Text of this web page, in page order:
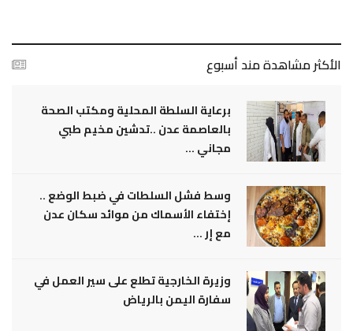
الأكثر مشاهدة مند أسبوع
برعاية السلطة المحلية ومكتب الصحة
بالعاصمة عدن ..تدشين مخيم طبي
مجاني ...
وسط فشل السلطات في ضبط الوضع ..
إختفاء الأسماك من موائد سكان عدن
مع إر ...
وزيرة الخارجية تطلع على سير العمل في
سفارة اليمن بالرياض